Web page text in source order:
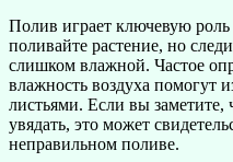
Полив играет ключевую
поливайте растение, но
слишком влажной. Частое
влажность воздуха помогут
листьями. Если вы заметите,
увядать, это может
неправильном поливе.